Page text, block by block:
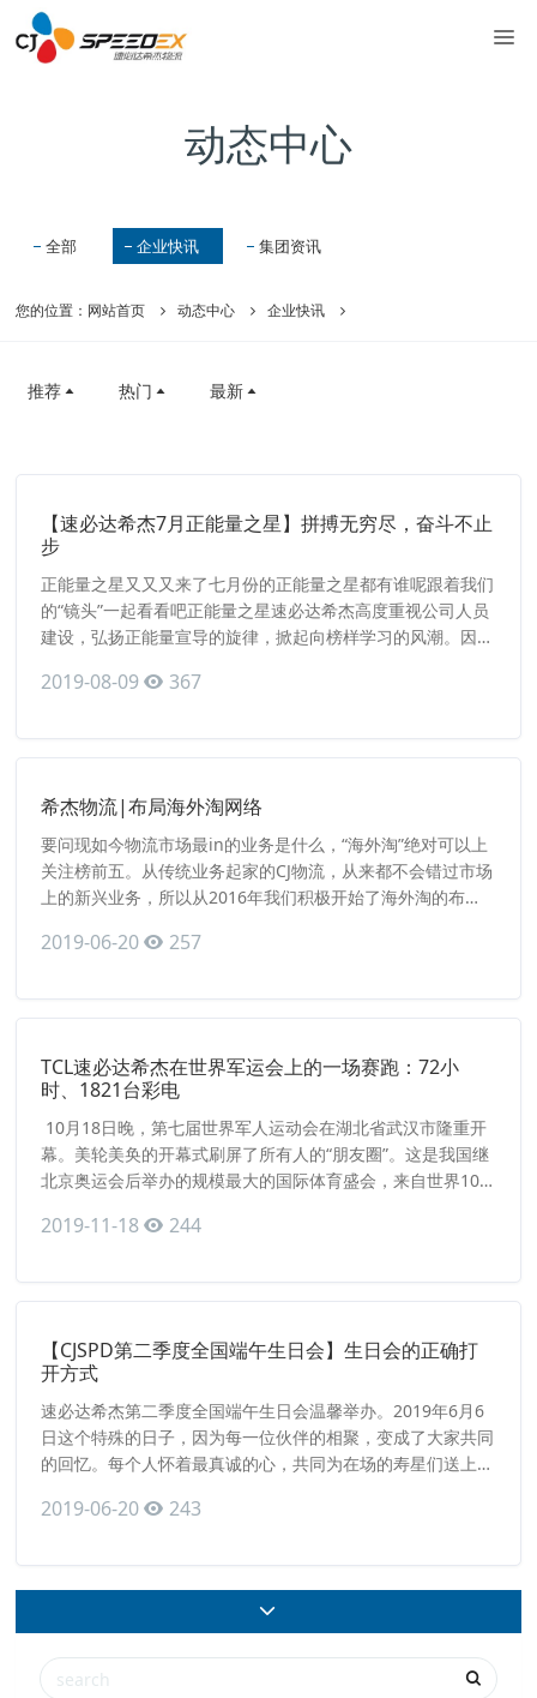
动态中心
全部 企业快讯 集团资讯
您的位置： 网站首页 动态中心 企业快讯
推荐 热门 最新
【速必达希杰7月正能量之星】拼搏无穷尽，奋斗不止
步
正能量之星又又又来了七月份的正能量之星都有谁呢跟着我们
的“镜头”一起看看吧正能量之星速必达希杰高度重视公司人员
建设，弘扬正能量宣导的旋律，掀起向榜样学习的风潮。因此
以眼睛为镜头，发现潜藏在身边的美好事物；以手执笔，写下
星、客户导向之星协同之星、创新之星当责之星每一种责任的
2019-08-09 367
希杰物流|布局海外淘网络
要问现如今物流市场最in的业务是什么，“海外淘”绝对可以上
关注榜前五。从传统业务起家的CJ物流，从来都不会错过市场
上的新兴业务，所以从2016年我们积极开始了海外淘的布
至，盛夏将临，我们的B2C业务也如火如荼的蓬勃发展着，在
布局仓库资源韩国GFC仓库位于首尔市郊的GFC仓库有7927平
2019-06-20 257
TCL速必达希杰在世界军运会上的一场赛跑：72小
时、1821台彩电
10月18日晚，第七届世界军人运动会在湖北省武汉市隆重开
幕。美轮美奂的开幕式刷屏了所有人的“朋友圈”。这是我国继
北京奥运会后举办的规模最大的国际体育盛会，来自世界109
血的赛场之外，他们还将在武汉黄家湖畔的“军运村”度过比赛
中心接到第七届世界军人运动会组委会1821台彩电的
2019-11-18 244
【CJSPD第二季度全国端午生日会】生日会的正确打
开方式
速必达希杰第二季度全国端午生日会温馨举办。2019年6月6
日这个特殊的日子，因为每一位伙伴的相聚，变成了大家共同
的回忆。每个人怀着最真诚的心，共同为在场的寿星们送上美
特别的百人生日会中，有35个区域参加，在精心筹备下，度
但不管相隔多远，真心会把我们串联在一起。在生日会上，我
们认识了新员工，收
2019-06-20 243